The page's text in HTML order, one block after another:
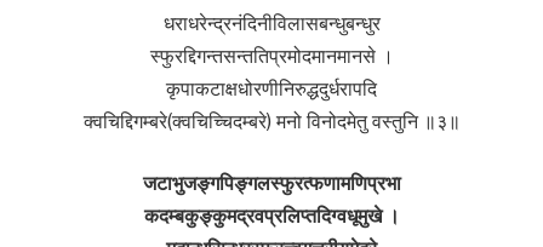
धराधरेन्द्रनंदिनीविलासबन्धुबन्धुर
स्फुरद्दिगन्तसन्ततिप्रमोदमानमानसे ।
कृपाकटाक्षधोरणीनिरुद्धदुर्धरापदि
क्वचिद्दिगम्बरे(क्वचिच्चिदम्बरे) मनो विनोदमेतु वस्तुनि ॥३॥
जटाभुजङ्गपिङ्गलस्फुरत्फणामणिप्रभा
कदम्बकुङ्कुमद्रवप्रलिप्तदिग्वधूमुखे ।